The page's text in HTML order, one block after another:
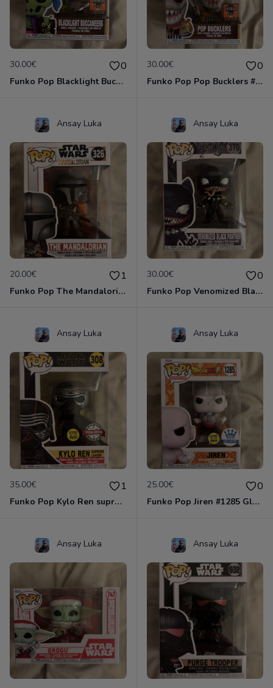
30.00€ 0
Funko Pop Blacklight Buccaneers #SE
30.00€ 0
Funko Pop Pop Bucklers #SE
Ansay Luka
20.00€ 1
Funko Pop The Mandalorian #326
Ansay Luka
30.00€ 0
Funko Pop Venomized Black Panther #370
Ansay Luka
35.00€ 1
Funko Pop Kylo Ren supreme leader #308 Glow
Ansay Luka
25.00€ 0
Funko Pop Jiren #1285 Glow
Ansay Luka Ansay Luka